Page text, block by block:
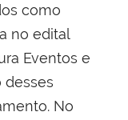
como
no edital
Eventos e
desses
No